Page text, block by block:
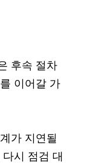
후속 절차
이어갈 가
가 지연될
시 점검 대